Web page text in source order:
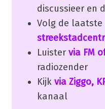
discussieer en
Volg de
Luister via FM
radiozender
Kijk via Ziggo,
kanaal